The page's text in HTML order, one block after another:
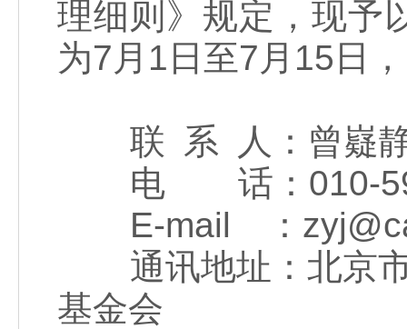
理细则》规定，现予
为7月1日至7月15日
联 系 人：曾嶷
电 话：010-
E-mail ：
通讯地址：北京市
基金会